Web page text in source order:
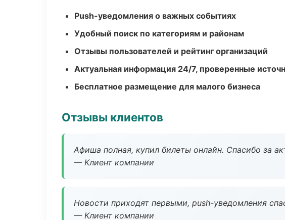
Push-уведомления о важных событиях
Удобный поиск по категориям и районам
Отзывы пользователей и рейтинг организаций
Актуальная информация 24/7, проверенные
Бесплатное размещение для малого бизнеса
Отзывы клиентов
Афиша полная, купил билеты онлайн. Спасибо за
— Клиент компании
Новости приходят первыми, push-уведомления
— Клиент компании